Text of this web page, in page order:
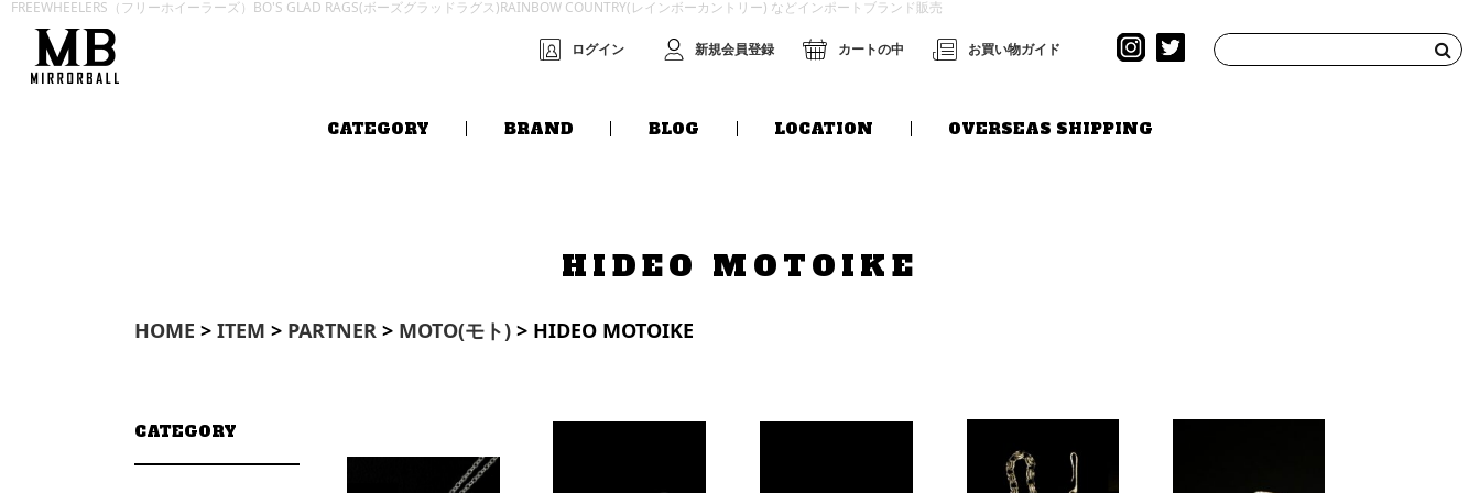
FREEWHEELERS（フリーホイーラーズ）BO'S GLAD RAGS(ボーズグラッドラグス)RAINBOW COUNTRY(レインボーカントリー) などインポートブランド販売
ログイン 新規会員登録 カートの中 お買い物ガイド
CATEGORY BRAND BLOG LOCATION OVERSEAS SHIPPING
HIDEO MOTOIKE
HOME > ITEM > PARTNER > MOTO(モト) > HIDEO MOTOIKE
CATEGORY